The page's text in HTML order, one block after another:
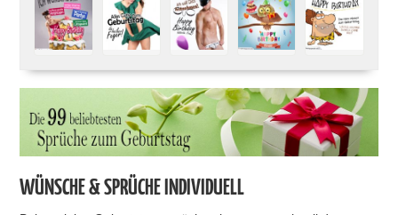
WÜNSCHE & SPRÜCHE INDIVIDUELL